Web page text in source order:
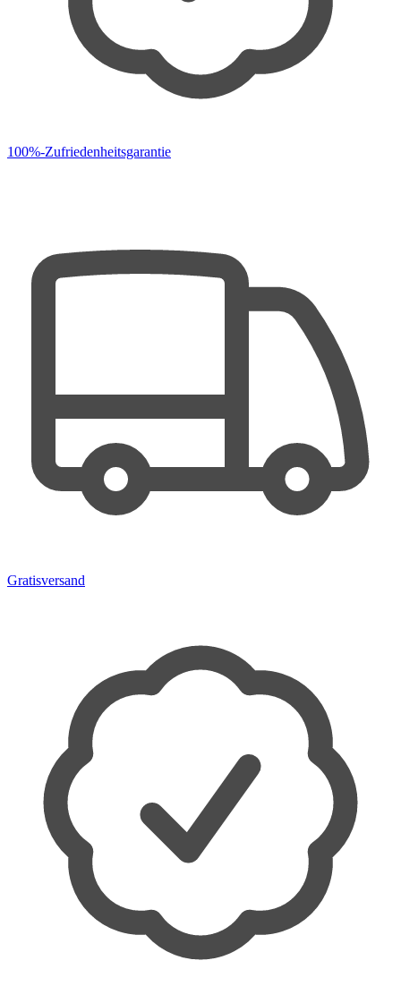
100%-Zufriedenheitsgarantie
Gratisversand